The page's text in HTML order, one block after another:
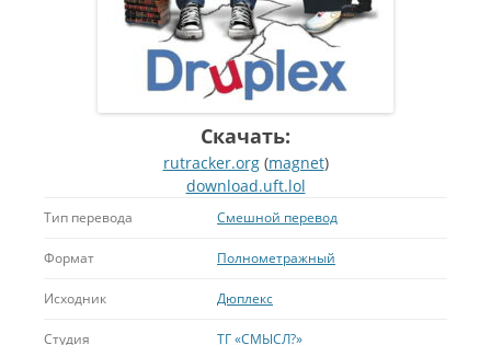
Скачать:
rutracker.org(magnet)
download.uft.lol
Тип перевода Смешной перевод
Формат Полнометражный
Исходник Дюплекс
Студия ТГ «СМЫСЛ?»